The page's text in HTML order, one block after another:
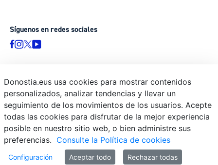
Síguenos en redes sociales
© Donostiako Udala - Ayuntamiento de Donostia / San Sebastián
Ijentea 1, 20003 Donostia / San Sebastián
Aviso legal
Política de privacidad
Política de cookies
Declaración de accesibilidad
Donostia.eus usa cookies para mostrar contenidos
personalizados, analizar tendencias y llevar un
seguimiento de los movimientos de los usuarios. Acepte
todas las cookies para disfrutar de la mejor experiencia
posible en nuestro sitio web, o bien administre sus
preferencias. Consulte la Política de cookies
Configuración Aceptar todo Rechazar todas